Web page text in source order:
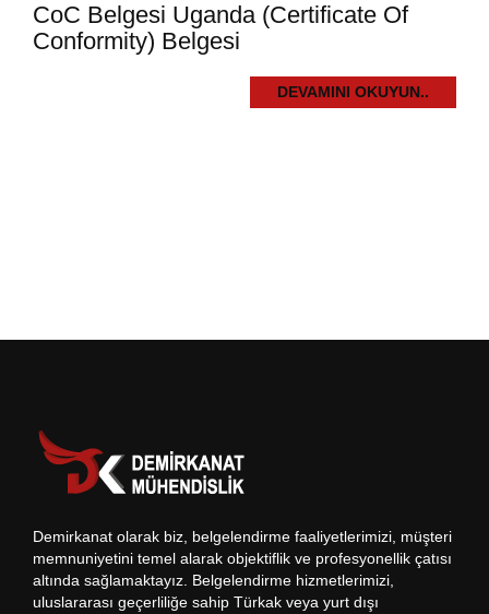
CoC Belgesi Uganda (Certificate Of
Conformity) Belgesi
DEVAMINI OKUYUN..
Demirkanat olarak biz, belgelendirme faaliyetlerimizi, müşteri
memnuniyetini temel alarak objektiflik ve profesyonellik çatısı
altında sağlamaktayız. Belgelendirme hizmetlerimizi,
uluslararası geçerliliğe sahip Türkak veya yurt dışı